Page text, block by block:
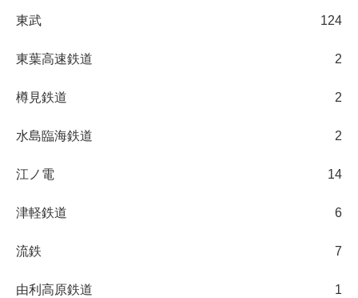
東武 124
東葉高速鉄道 2
樽見鉄道 2
水島臨海鉄道 2
江ノ電 14
津軽鉄道 6
流鉄 7
由利高原鉄道 1